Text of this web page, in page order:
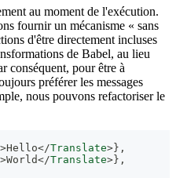
au moment de l'exécution.
fournir un mécanisme « sans
d'être directement incluses
de Babel, au lieu
conséquent, pour être à
préférer les messages
nous pouvons refactoriser le
>Hello</Translate> } ,
>World</Translate> } ,